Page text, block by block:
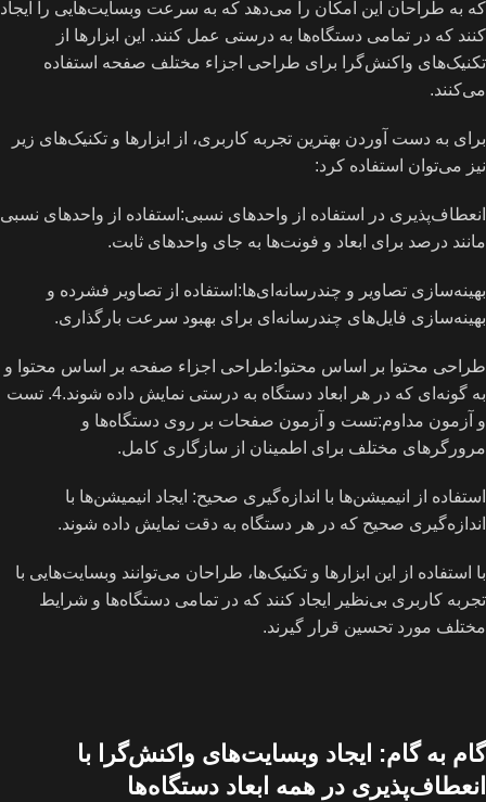
که به طراحان این امکان را می‌دهد که به سرعت وبسایت‌هایی را ایجاد
کنند که در تمامی دستگاه‌ها به درستی عمل کنند. این ابزارها از
تکنیک‌های واکنش‌گرا برای طراحی اجزاء مختلف صفحه استفاده
می‌کنند.
برای به دست آوردن بهترین تجربه کاربری، از ابزارها و تکنیک‌های زیر
نیز می‌توان استفاده کرد:
انعطاف‌پذیری در استفاده از واحدهای نسبی:استفاده از واحدهای نسبی
مانند درصد برای ابعاد و فونت‌ها به جای واحدهای ثابت.
بهینه‌سازی تصاویر و چندرسانه‌ای‌ها:استفاده از تصاویر فشرده و
بهینه‌سازی فایل‌های چندرسانه‌ای برای بهبود سرعت بارگذاری.
طراحی محتوا بر اساس محتوا:طراحی اجزاء صفحه بر اساس محتوا و
به گونه‌ای که در هر ابعاد دستگاه به درستی نمایش داده شوند.4. تست
و آزمون مداوم:تست و آزمون صفحات بر روی دستگاه‌ها و
مرورگرهای مختلف برای اطمینان از سازگاری کامل.
استفاده از انیمیشن‌ها با اندازه‌گیری صحیح: ایجاد انیمیشن‌ها با
اندازه‌گیری صحیح که در هر دستگاه به دقت نمایش داده شوند.
با استفاده از این ابزارها و تکنیک‌ها، طراحان می‌توانند وبسایت‌هایی با
تجربه کاربری بی‌نظیر ایجاد کنند که در تمامی دستگاه‌ها و شرایط
مختلف مورد تحسین قرار گیرند.
گام به گام: ایجاد وبسایت‌های واکنش‌گرا با
انعطاف‌پذیری در همه ابعاد دستگاه‌ها